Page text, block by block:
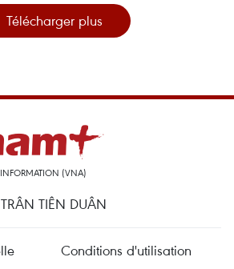
Télécharger plus
(VNA)
TIÊN DUÂN
Conditions d'utilisation